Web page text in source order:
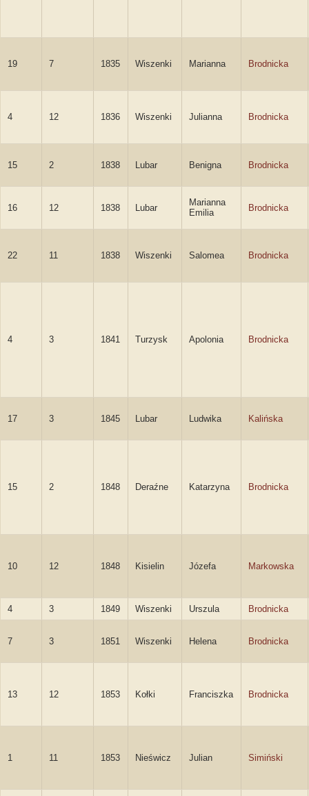
19 7 1835 Wiszenki Marianna Brodnicka
4 12 1836 Wiszenki Julianna Brodnicka
15 2 1838 Lubar Benigna Brodnicka
16 12 1838 Lubar
Marianna
Emilia
Brodnicka
22 11 1838 Wiszenki Salomea Brodnicka
4 3 1841 Turzysk Apolonia Brodnicka
17 3 1845 Lubar Ludwika Kalińska
15 2 1848 Deraźne Katarzyna Brodnicka
10 12 1848 Kisielin Józefa Markowska
4 3 1849 Wiszenki Urszula Brodnicka
7 3 1851 Wiszenki Helena Brodnicka
13 12 1853 Kołki Franciszka Brodnicka
1 11 1853 Nieświcz Julian Simiński